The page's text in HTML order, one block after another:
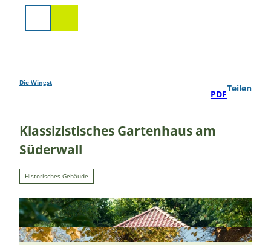
Die Wingst
PDF
Teilen
Klassizistisches Gartenhaus am
Süderwall
Historisches Gebäude